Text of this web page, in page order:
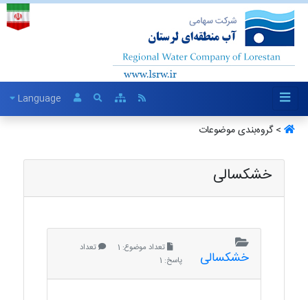
Language
> گروه‌بندی موضوعات
خشکسالی
خشکسالی
تعداد موضوع: 1
تعداد
پاسخ: 1